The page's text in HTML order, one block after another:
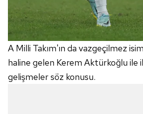
A Milli Takım'ın da vazgeçilmez
haline gelen Kerem Aktürkoğlu ile
gelişmeler söz konusu.